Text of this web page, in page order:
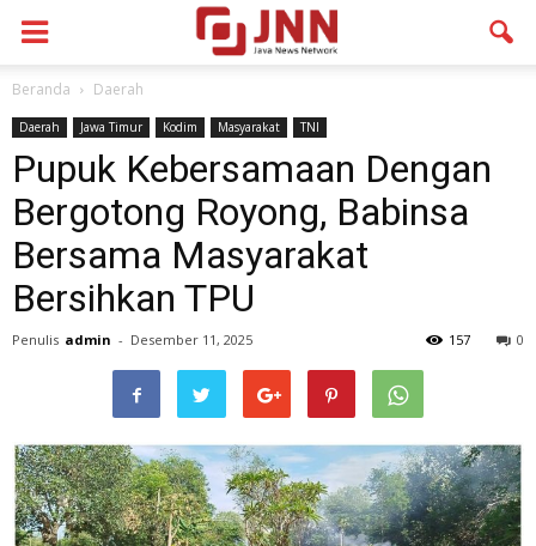
Beranda Daerah
Daerah Jawa Timur Kodim Masyarakat TNI
Pupuk Kebersamaan Dengan
Bergotong Royong, Babinsa
Bersama Masyarakat
Bersihkan TPU
Penulis admin - Desember 11, 2025 0
157